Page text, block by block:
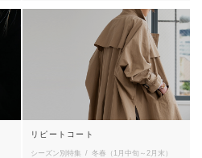
リピートコート
シーズン別特集
冬春（1月中旬～2月末）